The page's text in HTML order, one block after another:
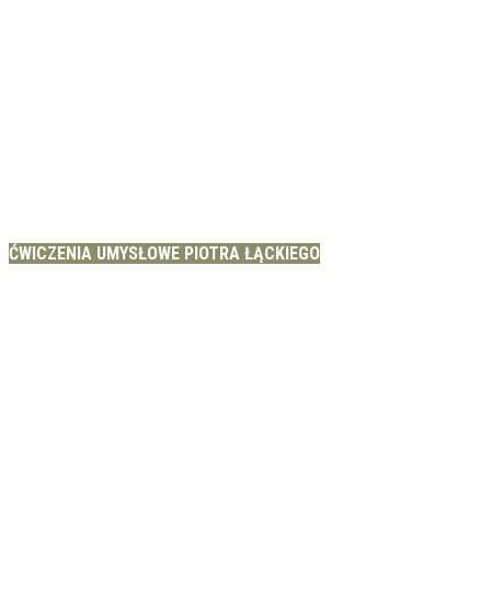
ĆWICZENIA UMYSŁOWE PIOTRA ŁĄCKIEGO